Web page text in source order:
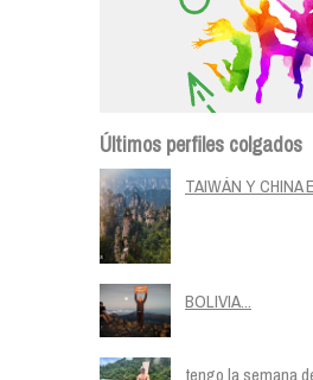
Últimos perfiles colgados
TAIWÁN Y CHINA
BOLIVIA...
tengo la semana